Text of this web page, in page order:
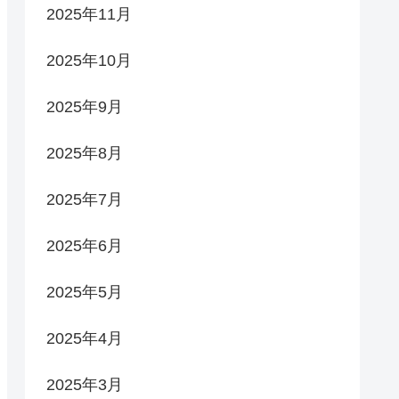
2025年11月
2025年10月
2025年9月
2025年8月
2025年7月
2025年6月
2025年5月
2025年4月
2025年3月